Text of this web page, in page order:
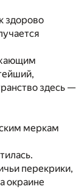
здорово
здесь —
меркам
перекрики,
окраине